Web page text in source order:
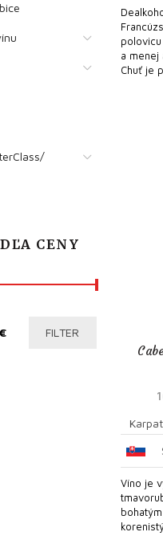
a menej
Chuť je
Víno je
CENY
FILTER